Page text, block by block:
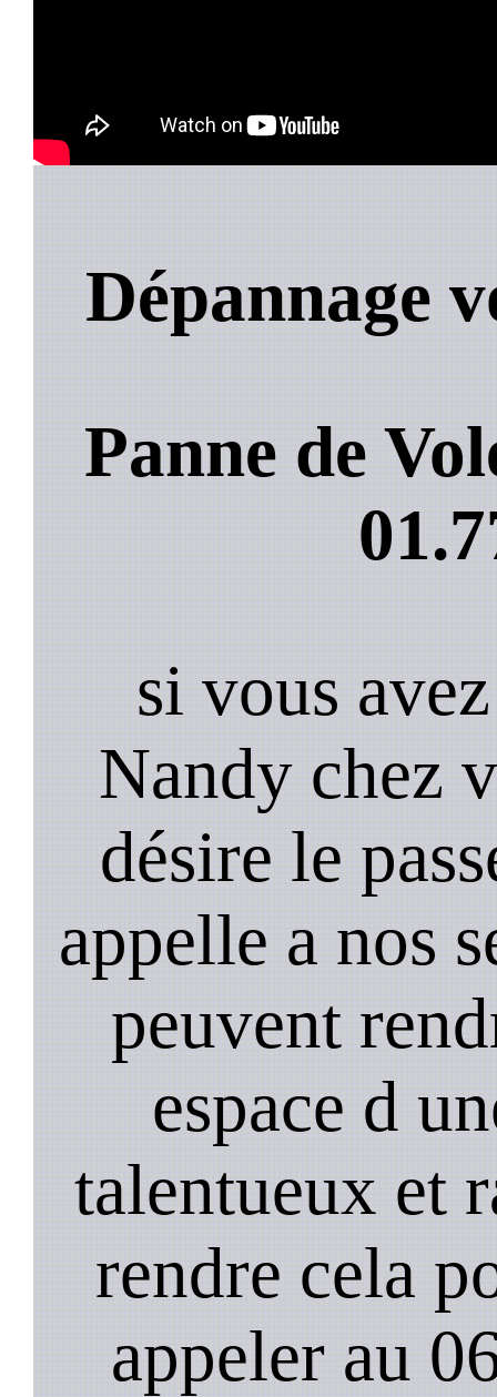
Dépannage
Panne de
si vous
Nandy chez
désire le
appelle a nos
peuvent
espace d
talentueux et
rendre cela
appeler au